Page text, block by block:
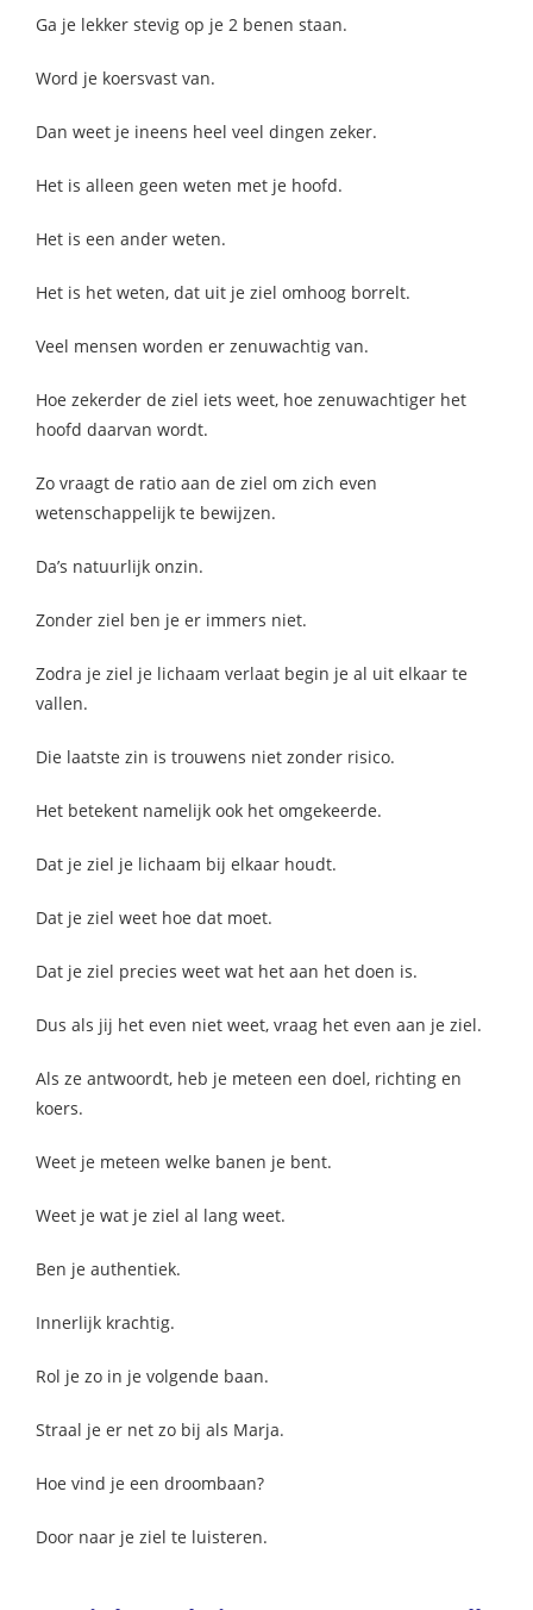
Ga je lekker stevig op je 2 benen staan.
Word je koersvast van.
Dan weet je ineens heel veel dingen zeker.
Het is alleen geen weten met je hoofd.
Het is een ander weten.
Het is het weten, dat uit je ziel omhoog borrelt.
Veel mensen worden er zenuwachtig van.
Hoe zekerder de ziel iets weet, hoe zenuwachtiger het
hoofd daarvan wordt.
Zo vraagt de ratio aan de ziel om zich even
wetenschappelijk te bewijzen.
Da’s natuurlijk onzin.
Zonder ziel ben je er immers niet.
Zodra je ziel je lichaam verlaat begin je al uit elkaar te
vallen.
Die laatste zin is trouwens niet zonder risico.
Het betekent namelijk ook het omgekeerde.
Dat je ziel je lichaam bij elkaar houdt.
Dat je ziel weet hoe dat moet.
Dat je ziel precies weet wat het aan het doen is.
Dus als jij het even niet weet, vraag het even aan je ziel.
Als ze antwoordt, heb je meteen een doel, richting en
koers.
Weet je meteen welke banen je bent.
Weet je wat je ziel al lang weet.
Ben je authentiek.
Innerlijk krachtig.
Rol je zo in je volgende baan.
Straal je er net zo bij als Marja.
Hoe vind je een droombaan?
Door naar je ziel te luisteren.